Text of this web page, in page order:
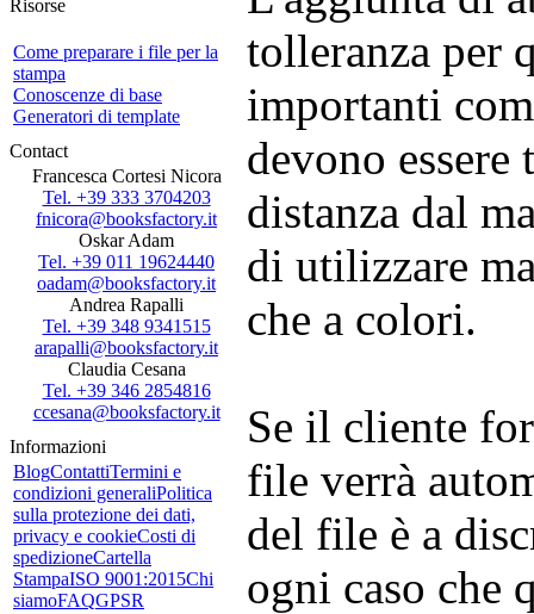
Risorse
Come preparare i file per la
stampa
Conoscenze di base
Generatori di template
Contact
Francesca Cortesi Nicora
Tel. +39 333 3704203
fnicora@booksfactory.it
Oskar Adam
Tel. +39 011 19624440
oadam@booksfactory.it
Andrea Rapalli
Tel. +39 348 9341515
arapalli@booksfactory.it
Claudia Cesana
Tel. +39 346 2854816
ccesana@booksfactory.it
Informazioni
BlogContattiTermini e
condizioni generaliPolitica
sulla protezione dei dati,
privacy e cookieCosti di
spedizioneCartella
StampaISO 9001:2015Chi
siamoFAQGPSR
tolleranza per
importanti
devono
distanza dal
di utilizzare
che a colori.
Se il cliente
file verrà
del file è a
ogni caso che